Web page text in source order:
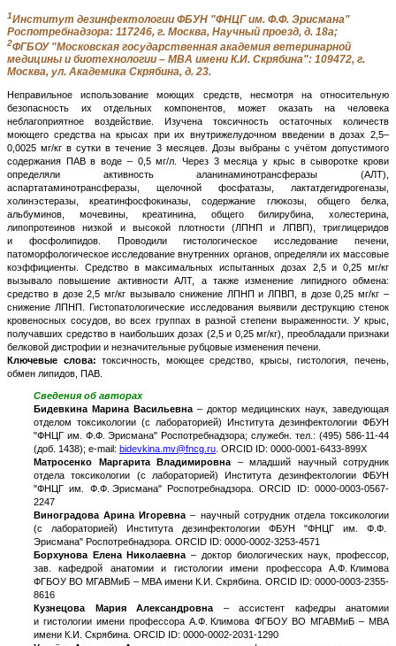
1Институт дезинфектологии ФБУН "ФНЦГ им. Ф.Ф. Эрисмана"
Роспотребнадзора: 117246, г. Москва, Научный проезд, д. 18а;
2ФГБОУ "Московская государственная академия ветеринарной
медицины и биотехнологии – МВА имени К.И. Скрябина": 109472, г.
Москва, ул. Академика Скрябина, д. 23.
Неправильное использование моющих средств, несмотря на относительную
безопасность их отдельных компонентов, может оказать на человека
неблагоприятное воздействие. Изучена токсичность остаточных количеств
моющего средства на крысах при их внутрижелудочном введении в дозах 2,5–
0,0025 мг/кг в сутки в течение 3 месяцев. Дозы выбраны с учётом допустимого
содержания ПАВ в воде – 0,5 мг/л. Через 3 месяца у крыс в сыворотке крови
определяли активность аланинаминотрансферазы (АЛТ),
аспартатаминотрансферазы, щелочной фосфатазы, лактатдегидрогеназы,
холинэстеразы, креатинфосфокиназы, содержание глюкозы, общего белка,
альбуминов, мочевины, креатинина, общего билирубина, холестерина,
липопротеинов низкой и высокой плотности (ЛПНП и ЛПВП), триглицеридов
и фосфолипидов. Проводили гистологическое исследование печени,
патоморфологическое исследование внутренних органов, определяли их массовые
коэффициенты. Средство в максимальных испытанных дозах 2,5 и 0,25 мг/кг
вызывало повышение активности АЛТ, а также изменение липидного обмена:
средство в дозе 2,5 мг/кг вызывало снижение ЛПНП и ЛПВП, в дозе 0,25 мг/кг –
снижение ЛПНП. Гистопатологические исследования выявили деструкцию стенок
кровеносных сосудов, во всех группах в разной степени выраженности. У крыс,
получавших средство в наибольших дозах (2,5 и 0,25 мг/кг), преобладали признаки
белковой дистрофии и незначительные рубцовые изменения печени.
Ключевые слова: токсичность, моющее средство, крысы, гистология, печень,
обмен липидов, ПАВ.
Сведения об авторах
Бидевкина Марина Васильевна – доктор медицинских наук, заведующая
отделом токсикологии (с лабораторией) Института дезинфектологии ФБУН
"ФНЦГ им. Ф.Ф. Эрисмана" Роспотребнадзора; служебн. тел.: (495) 586-11-44
(доб. 1438); e-mail: bidevkina.mv@fncg.ru . ORCID ID: 0000-0001-6433-899X
Матросенко Маргарита Владимировна – младший научный сотрудник
отдела токсикологии (с лабораторией) Института дезинфектологии ФБУН
"ФНЦГ им. Ф.Ф. Эрисмана" Роспотребнадзора. ORCID ID: 0000-0003-0567-
2247
Виноградова Арина Игоревна– научный сотрудник отдела токсикологии
(с лабораторией) Института дезинфектологии ФБУН "ФНЦГ им. Ф.Ф.
Эрисмана" Роспотребнадзора. ORCID ID: 0000-0002-3253-4571
Борхунова Елена Николаевна– доктор биологических наук, профессор,
зав. кафедрой анатомии и гистологии имени профессора А.Ф. Климова
ФГБОУ ВО МГАВМиБ – МВА имени К.И. Скрябина. ORCID ID: 0000-0003-2355-
8616
Кузнецова Мария Александровна – ассистент кафедры анатомии
и гистологии имени профессора А.Ф. Климова ФГБОУ ВО МГАВМиБ – МВА
имени К.И. Скрябина. ORCID ID: 0000-0002-2031-1290